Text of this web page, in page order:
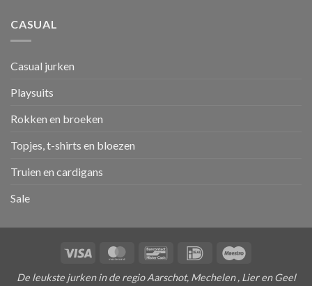
CASUAL
Casual jurken
Playsuits
Rokken en broeken
Topjes, t-shirts en bloezen
Truien en cardigans
Sale
Visa MasterCardBancontactIDeal
De leukste jurken in de regio Aarschot, Mechelen , Lier en Geel